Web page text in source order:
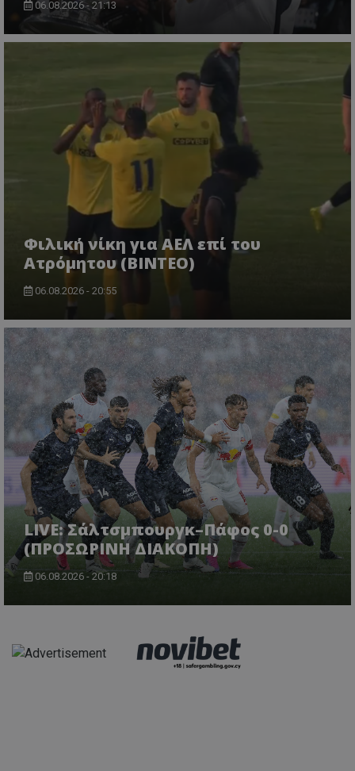
06.08.2026 - 21:13
Φιλική νίκη για ΑΕΛ επί του
Ατρόμητου (BINTEO)
06.08.2026 - 20:55
LIVE: Σάλτσμπουργκ–Πάφος 0-0
(ΠΡΟΣΩΡΙΝΗ ΔΙΑΚΟΠΗ)
06.08.2026 - 20:18